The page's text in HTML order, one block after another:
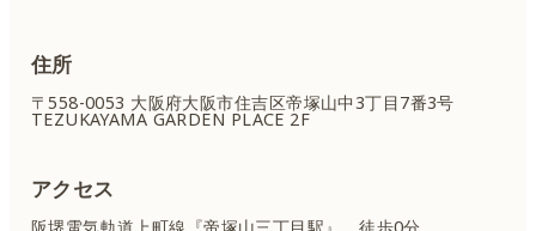
住所
〒558-0053 大阪府大阪市住吉区帝塚山中3丁目7番3号
TEZUKAYAMA GARDEN PLACE 2F
アクセス